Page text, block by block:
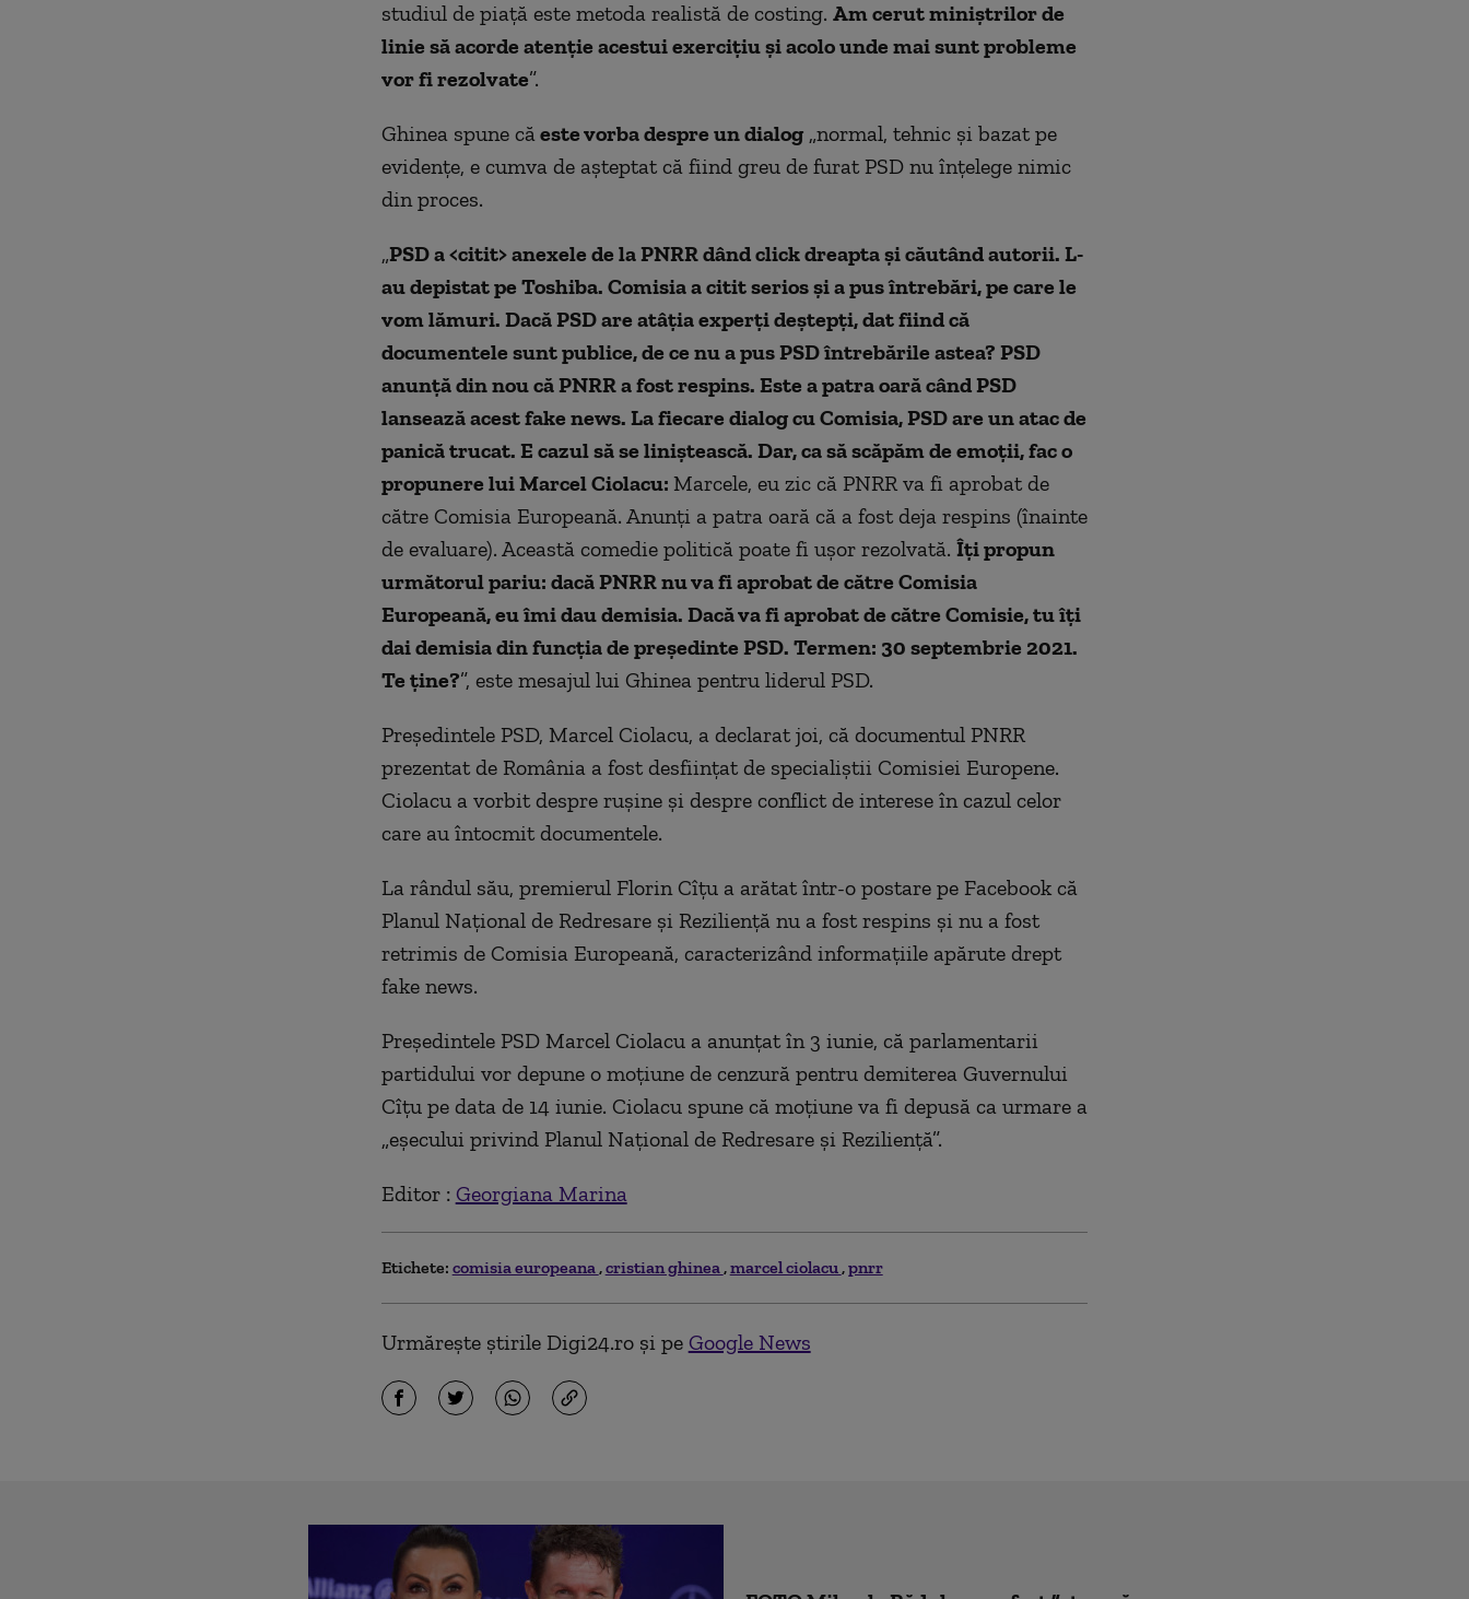
studiul de piață este metoda realistă de costing. Am cerut miniștrilor de
linie să acorde atenție acestui exercițiu și acolo unde mai sunt probleme
vor fi rezolvate”.
Ghinea spune căeste vorba despre un dialog„normal, tehnic și bazat pe
evidențe, e cumva de așteptat că fiind greu de furat PSD nu înțelege nimic
din proces.
„PSD a <citit> anexele de la PNRR dând click dreapta și căutând autorii. L-
au depistat pe Toshiba. Comisia a citit serios și a pus întrebări, pe care le
vom lămuri. Dacă PSD are atâția experți deștepți, dat fiind că
documentele sunt publice, de ce nu a pus PSD întrebările astea? PSD
anunță din nou că PNRR a fost respins. Este a patra oară când PSD
lansează acest fake news. La fiecare dialog cu Comisia, PSD are un atac de
panică trucat. E cazul să se liniștească. Dar, ca să scăpăm de emoții, fac o
propunere lui Marcel Ciolacu: Marcele, eu zic că PNRR va fi aprobat de
către Comisia Europeană. Anunți a patra oară că a fost deja respins (înainte
de evaluare). Această comedie politică poate fi ușor rezolvată. Îți propun
următorul pariu: dacă PNRR nu va fi aprobat de către Comisia
Europeană, eu îmi dau demisia. Dacă va fi aprobat de către Comisie, tu îți
dai demisia din funcția de președinte PSD. Termen: 30 septembrie 2021.
Te ține?”, este mesajul lui Ghinea pentru liderul PSD.
Președintele PSD, Marcel Ciolacu, a declarat joi, că documentul PNRR
prezentat de România a fost desființat de specialiștii Comisiei Europene.
Ciolacu a vorbit despre rușine și despre conflict de interese în cazul celor
care au întocmit documentele.
La rândul său, premierul Florin Cîțu a arătat într-o postare pe Facebook că
Planul Național de Redresare și Reziliență nu a fost respins și nu a fost
retrimis de Comisia Europeană, caracterizând informațiile apărute drept
fake news.
Președintele PSD Marcel Ciolacu a anunțat în 3 iunie, că parlamentarii
partidului vor depune o moțiune de cenzură pentru demiterea Guvernului
Cîțu pe data de 14 iunie. Ciolacu spune că moțiune va fi depusă ca urmare a
„eșecului privind Planul Național de Redresare și Reziliență”.
Editor : Georgiana Marina
Etichete: comisia europeana cristian ghinea marcel ciolacu pnrr
Urmărește știrile Digi24.ro și pe Google News